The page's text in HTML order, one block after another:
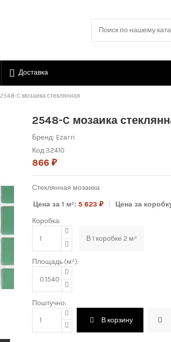
Доставка
2548-C мозаика стеклянная
2548-C мозаика
Бренд: Ezarri
Код 32410
866 ₽
Стеклянная мозаика
Цена за 1 м²: 5 623 ₽ Цена за
Коробка:
В1 коробке 2 м²
Площадь (м²):
Поштучно:
В корзину